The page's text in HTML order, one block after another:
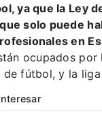
ya que la Ley
solo puede
en
ocupados por
de fútbol, y la